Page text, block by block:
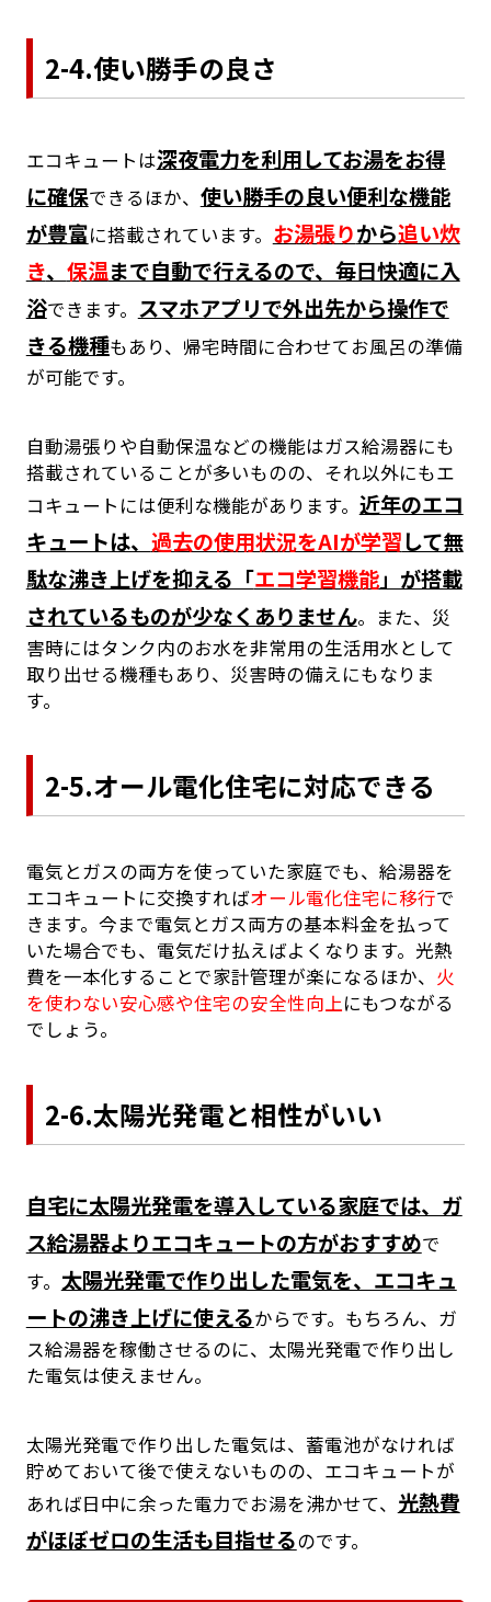
2-4.使い勝手の良さ
エコキュートは深夜電力を利用してお湯をお得
に確保できるほか、 使い勝手の良い便利な機能
が豊富に搭載されています。 お湯張りから追い炊
き、 保温まで自動で行えるので、毎日快適に入
浴できます。 スマホアプリで外出先から操作で
きる機種もあり、帰宅時間に合わせてお風呂の準備
が可能です。
自動湯張りや自動保温などの機能はガス給湯器にも
搭載されていることが多いものの、それ以外にもエ
コキュートには便利な機能があります。 近年のエコ
キュートは、 過去の使用状況をAIが学習して無
駄な沸き上げを抑える「エコ学習機能」が搭載
されているものが少なくありません。また、災
害時にはタンク内のお水を非常用の生活用水として
取り出せる機種もあり、災害時の備えにもなりま
す。
2-5.オール電化住宅に対応できる
電気とガスの両方を使っていた家庭でも、給湯器を
エコキュートに交換すればオール電化住宅に移行で
きます。今まで電気とガス両方の基本料金を払って
いた場合でも、電気だけ払えばよくなります。光熱
費を一本化することで家計管理が楽になるほか、 火
を使わない安心感や住宅の安全性向上にもつながる
でしょう。
2-6.太陽光発電と相性がいい
自宅に太陽光発電を導入している家庭では、ガ
ス給湯器よりエコキュートの方がおすすめで
す。 太陽光発電で作り出した電気を、エコキュ
ートの沸き上げに使えるからです。もちろん、ガ
ス給湯器を稼働させるのに、太陽光発電で作り出し
た電気は使えません。
太陽光発電で作り出した電気は、蓄電池がなければ
貯めておいて後で使えないものの、エコキュートが
あれば日中に余った電力でお湯を沸かせて、 光熱費
がほぼゼロの生活も目指せるのです。